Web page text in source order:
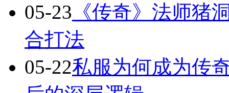
05-23 《传奇》法师猪
合打法
05-22私服为何成为传